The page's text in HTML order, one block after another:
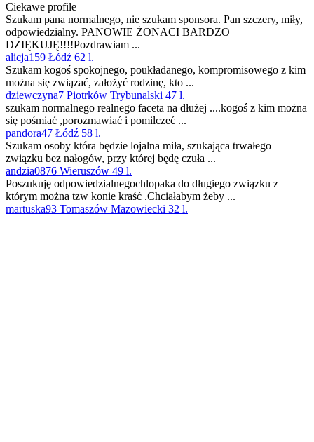
Ciekawe profile
Szukam pana normalnego, nie szukam sponsora. Pan szczery, miły,
odpowiedzialny. PANOWIE ŻONACI BARDZO
DZIĘKUJĘ!!!!Pozdrawiam ...
alicja159 Łódź 62 l.
Szukam kogoś spokojnego, poukładanego, kompromisowego z kim
można się związać, założyć rodzinę, kto ...
dziewczyna7 Piotrków Trybunalski 47 l.
szukam normalnego realnego faceta na dłużej ....kogoś z kim można
się pośmiać ,porozmawiać i pomilczeć ...
pandora47 Łódź 58 l.
Szukam osoby która będzie lojalna miła, szukająca trwałego
związku bez nałogów, przy której będę czuła ...
andzia0876 Wieruszów 49 l.
Poszukuję odpowiedzialnegochlopaka do długiego związku z
którym można tzw konie kraść .Chciałabym żeby ...
martuska93 Tomaszów Mazowiecki 32 l.